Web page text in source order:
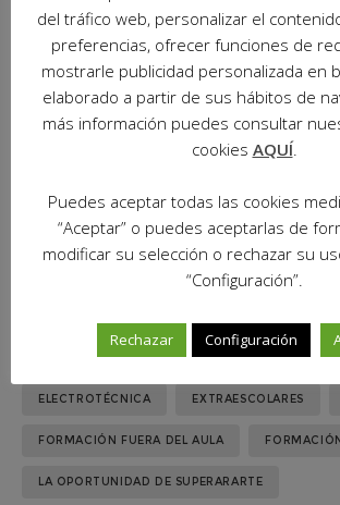
CERTIFICADO PROFESIONAL
ELECTROTÉCNICA EXTRAESCOLARES
FORMACIÓN FUERA DEL AULA
LA OPORTUNIDAD DE SUPERARARTE
del tráfico web, personalizar el
preferencias, ofrecer funciones de
mostrarle publicidad personalizada en
elaborado a partir de sus hábitos de
más información puedes consultar
cookies AQUÍ.
Puedes aceptar todas las cookies
“Aceptar” o puedes aceptarlas de
modificar su selección o rechazar su
“Configuración”.
Rechazar Configuración